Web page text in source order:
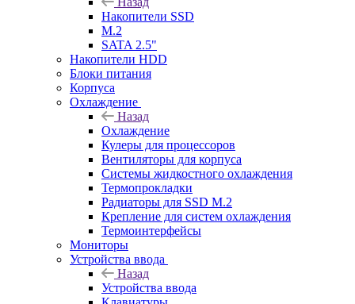
Накопители SSD
M.2
SATA 2.5"
Накопители HDD
Блоки питания
Корпуса
Охлаждение
Назад
Охлаждение
Кулеры для процессоров
Вентиляторы для корпуса
Системы жидкостного охлаждения
Термопрокладки
Радиаторы для SSD M.2
Крепление для систем охлаждения
Термоинтерфейсы
Мониторы
Устройства ввода
Назад
Устройства ввода